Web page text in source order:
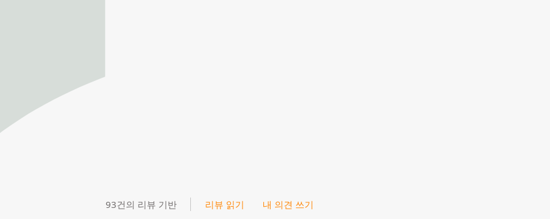
93건의 리뷰 기반 리뷰 읽기 내 의견 쓰기